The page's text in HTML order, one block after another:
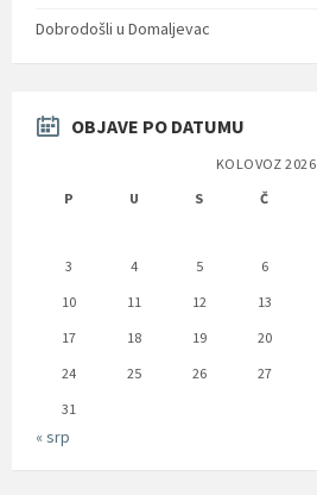
Dobrodošli u Domaljevac
OBJAVE PO DATUMU
KOLOVOZ 2026
P
U S Č
3
4 5 6
10
11 12 13
17
18 19 20
24
25 26 27
31
« srp